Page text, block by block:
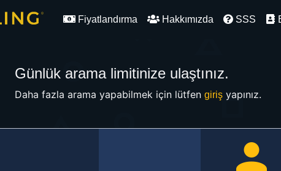
Fiyatlandırma Hakkımızda SSS
Günlük arama limitinize ulaştınız.
Daha fazla arama yapabilmek için lütfen girişyapınız.